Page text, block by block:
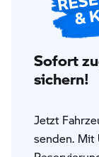
Sofort
sichern!
Jetzt
senden.